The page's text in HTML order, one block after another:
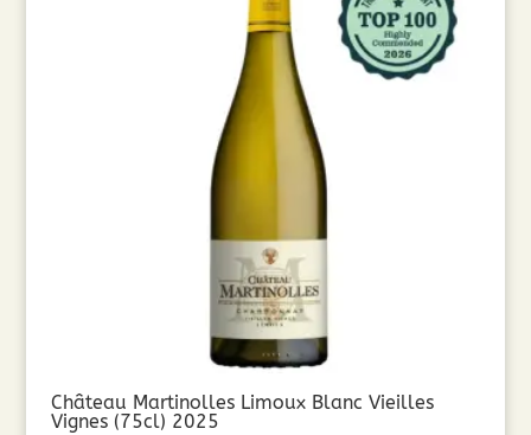
Château Martinolles Limoux Blanc Vieilles
Vignes (75cl) 2025